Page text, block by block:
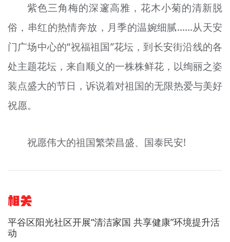
紫色三角梅的深邃高雅，花木小菊的清新脱
俗，串红的热情奔放，月季的温婉细腻……从天安
门广场中心的“祝福祖国”花坛，到长安街沿线的各
处主题花坛，来自顺义的一株株鲜花，以绚丽之姿
装点盛大的节日，诉说着对祖国的无限热爱与美好
祝愿。
祝愿伟大的祖国繁荣昌盛、国泰民安!
相关
平谷区阳光社区开展“清洁家国 共享健康”环境提升活
动